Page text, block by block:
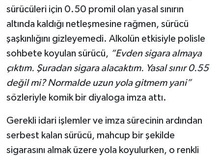
sürücüleri için 0.50 promil olan yasal sınırın
altında kaldığı netleşmesine rağmen, sürücü
şaşkınlığını gizleyemedi. Alkolün etkisiyle polisle
sohbete koyulan sürücü, “Evden sigara almaya
çıktım. Şuradan sigara alacaktım. Yasal sınır 0.55
değil mi? Normalde uzun yola gitmem yani”
sözleriyle komik bir diyaloga imza attı.
Gerekli idari işlemler ve imza sürecinin ardından
serbest kalan sürücü, mahcup bir şekilde
sigarasını almak üzere yola koyulurken, o renkli